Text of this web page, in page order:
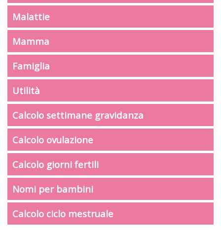
Malattie
Mamma
Famiglia
Utilità
Calcolo settimane gravidanza
Calcolo ovulazione
Calcolo giorni fertili
Nomi per bambini
Calcolo ciclo mestruale